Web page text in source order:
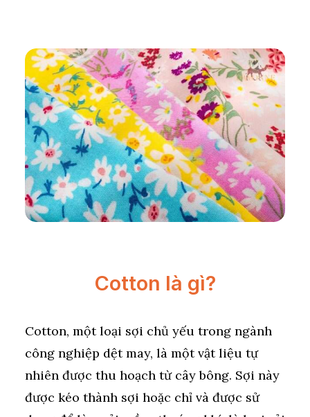
Cotton là gì?
Cotton, một loại sợi chủ yếu trong ngành
công nghiệp dệt may, là một vật liệu tự
nhiên được thu hoạch từ cây bông. Sợi này
được kéo thành sợi hoặc chỉ và được sử